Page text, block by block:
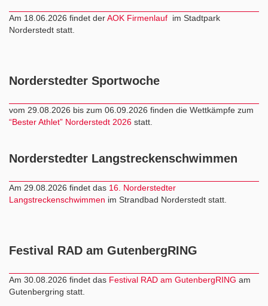
Am 18.06.2026 findet derAOK Firmenlauf im Stadtpark
Norderstedt statt.
Norderstedter Sportwoche
vom 29.08.2026 bis zum 06.09.2026 finden die Wettkämpfe zum
“Bester Athlet” Norderstedt 2026 statt.
Norderstedter Langstreckenschwimmen
Am 29.08.2026 findet das 16. Norderstedter
Langstreckenschwimmen im Strandbad Norderstedt statt.
Festival RAD am GutenbergRING
Am 30.08.2026 findet das Festival RAD am GutenbergRING am
Gutenbergring statt.